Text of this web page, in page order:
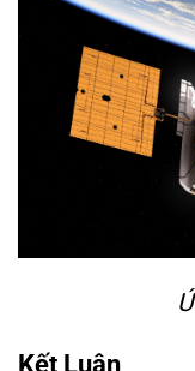
Kết Luận